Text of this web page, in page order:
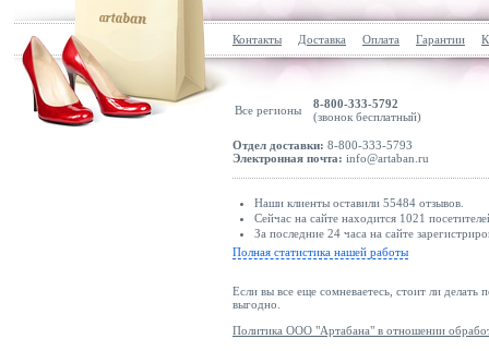
Контакты Доставка Оплата Гарантии
Все регионы
8-800-333-5792
(звонок бесплатный)
Отдел доставки: 8-800-333-5793
Электронная почта: info@artaban.ru
Наши клиенты оставили 55484 отзывов.
Сейчас на сайте находится 1021
За последние 24 часа на сайте
Полная статистика нашей работы
Если вы все еще сомневаетесь, стоит ли делать
выгодно.
Политика ООО "Артабана" в отношении